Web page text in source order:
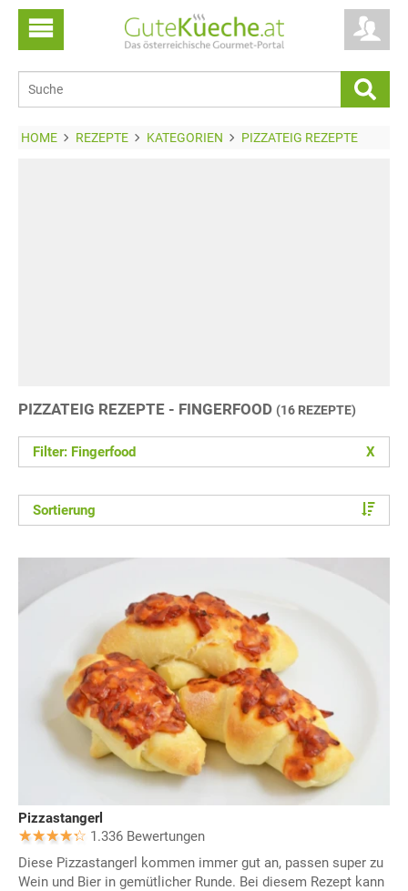
HOME REZEPTE KATEGORIEN PIZZATEIG REZEPTE
PIZZATEIG REZEPTE - FINGERFOOD (16 REZEPTE)
Filter: Fingerfood X
Sortierung
Pizzastangerl
1.336 Bewertungen
Diese Pizzastangerl kommen immer gut an, passen super zu
Wein und Bier in gemütlicher Runde. Bei diesem Rezept kann